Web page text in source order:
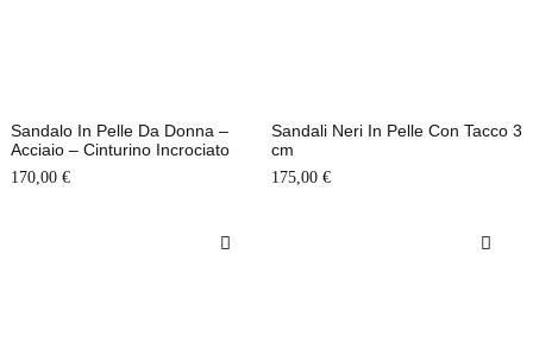
Sandalo In Pelle Da Donna –
Acciaio – Cinturino Incrociato
170,00 €
Sandali Neri In Pelle Con Tacco 3
cm
175,00 €